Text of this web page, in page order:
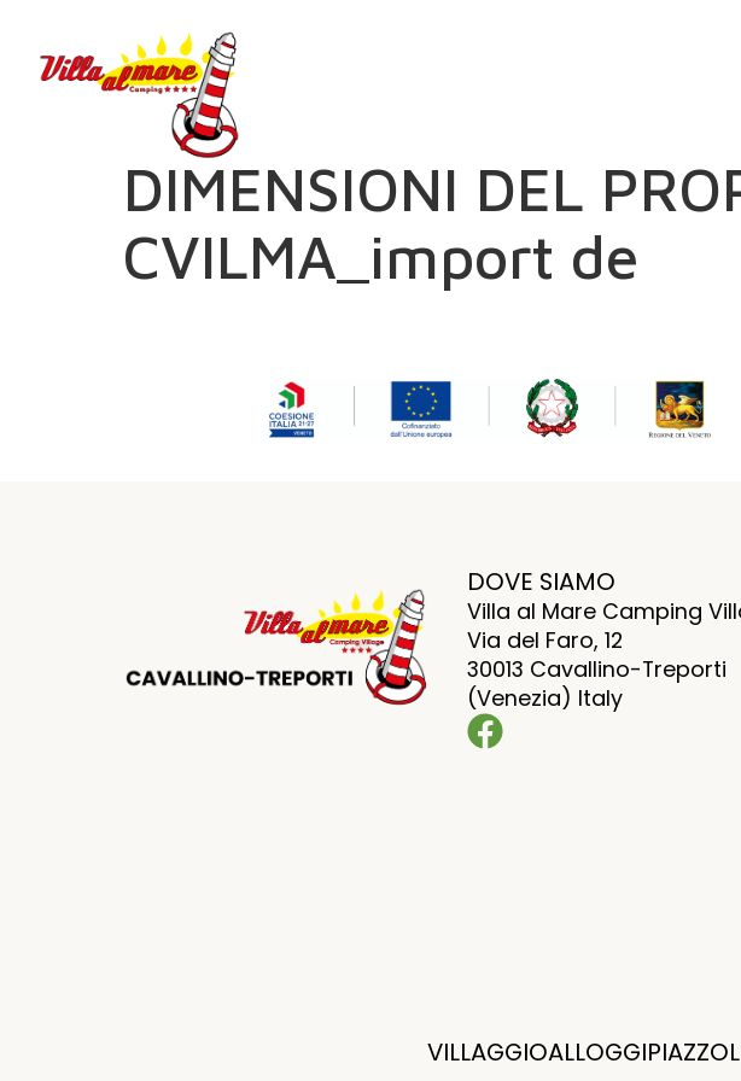
DIMENSIONI DEL
CVILMA_import de
DOVE SIAMO
Villa al Mare Camping
Via del Faro, 12
30013 Cavallino-Treporti
(Venezia) Italy
VILLAGGIOALLOGGI